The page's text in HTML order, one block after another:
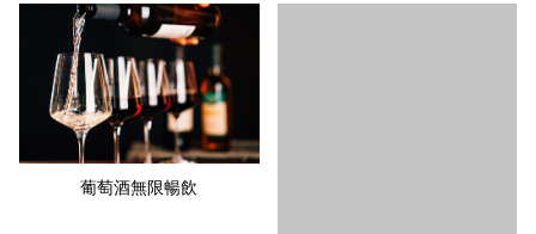
葡萄酒無限暢飲